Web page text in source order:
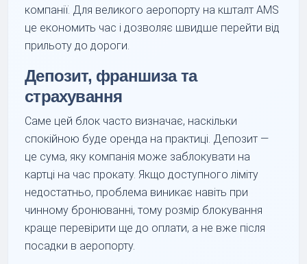
компанії. Для великого аеропорту на кшталт AMS
це економить час і дозволяє швидше перейти від
прильоту до дороги.
Депозит, франшиза та
страхування
Саме цей блок часто визначає, наскільки
спокійною буде оренда на практиці. Депозит —
це сума, яку компанія може заблокувати на
картці на час прокату. Якщо доступного ліміту
недостатньо, проблема виникає навіть при
чинному бронюванні, тому розмір блокування
краще перевірити ще до оплати, а не вже після
посадки в аеропорту.